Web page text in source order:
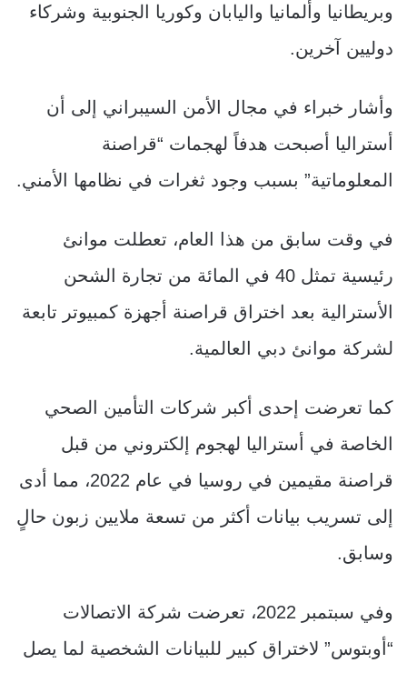
وبريطانيا وألمانيا واليابان وكوريا الجنوبية وشركاء
دوليين آخرين.
وأشار خبراء في مجال الأمن السيبراني إلى أن
أستراليا أصبحت هدفاً لهجمات “قراصنة
المعلوماتية” بسبب وجود ثغرات في نظامها الأمني.
في وقت سابق من هذا العام، تعطلت موانئ
رئيسية تمثل 40 في المائة من تجارة الشحن
الأسترالية بعد اختراق قراصنة أجهزة كمبيوتر تابعة
لشركة موانئ دبي العالمية.
كما تعرضت إحدى أكبر شركات التأمين الصحي
الخاصة في أستراليا لهجوم إلكتروني من قبل
قراصنة مقيمين في روسيا في عام 2022، مما أدى
إلى تسريب بيانات أكثر من تسعة ملايين زبون حالٍ
وسابق.
وفي سبتمبر 2022، تعرضت شركة الاتصالات
“أوبتوس” لاختراق كبير للبيانات الشخصية لما يصل